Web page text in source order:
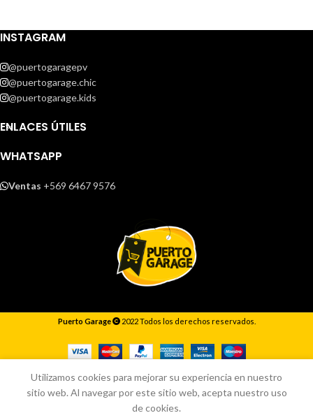
INSTAGRAM
@puertogaragepv
@puertogarage.chic
@puertogarage.kids
ENLACES ÚTILES
WHATSAPP
Ventas +569 6467 9576
Puerto Garage 2022 Todos los derechos reservados.
Utilizamos cookies para mejorar su experiencia en nuestro
sitio web. Al navegar por este sitio web, acepta nuestro uso
de cookies.